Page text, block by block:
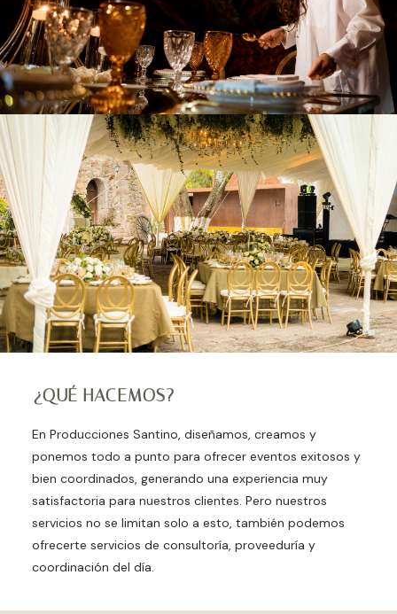
¿QUÉ HACEMOS?
En Producciones Santino, diseñamos, creamos y
ponemos todo a punto para ofrecer eventos exitosos y
bien coordinados, generando una experiencia muy
satisfactoria para nuestros clientes. Pero nuestros
servicios no se limitan solo a esto, también podemos
ofrecerte servicios de consultoría, proveeduría y
coordinación del día.